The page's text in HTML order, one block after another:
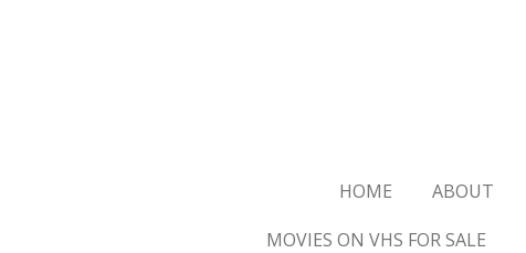
HOME ABOUT
MOVIES ON VHS FOR SALE